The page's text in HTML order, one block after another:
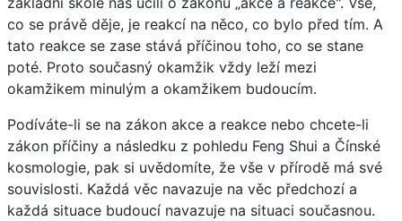
co se právě děje, je reakcí na něco, co bylo před tím. A
tato reakce se zase stává příčinou toho, co se stane
poté. Proto současný okamžik vždy leží mezi
okamžikem minulým a okamžikem budoucím.
Podíváte-li se na zákon akce a reakce nebo chcete-li
zákon příčiny a následku z pohledu Feng Shui a Čínské
kosmologie, pak si uvědomíte, že vše v přírodě má své
souvislosti. Každá věc navazuje na věc předchozí a
každá situace budoucí navazuje na situaci současnou.